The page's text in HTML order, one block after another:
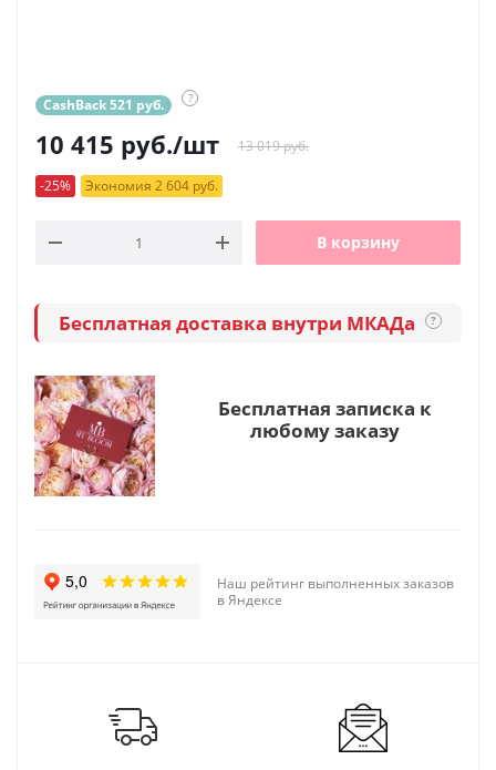
CashBack 521 руб. ?
10 415 руб./шт 13 019 руб.
-25% Экономия 2 604 руб.
В корзину
Бесплатная доставка внутри МКАДа ?
Бесплатная записка к
любому заказу
Наш рейтинг выполненных заказов
в Яндексе